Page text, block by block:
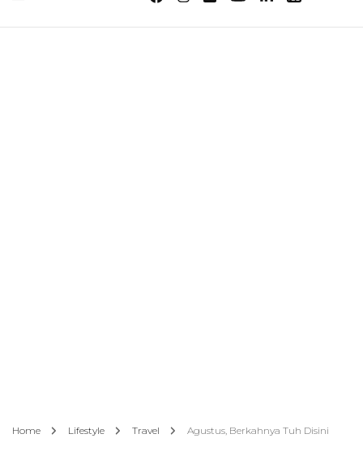
Home Lifestyle Travel Agustus, Berkahnya Tuh Disini